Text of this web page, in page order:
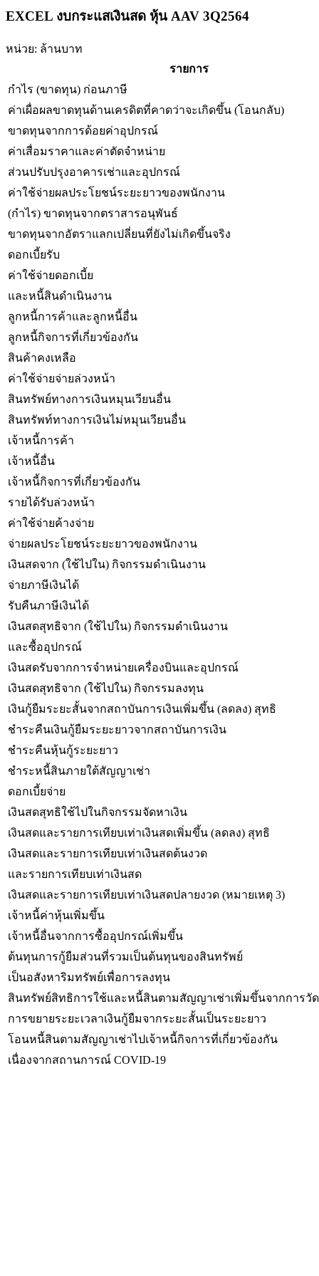
EXCEL งบกระแสเงินสด หุ้น AAV 3Q2564
หน่วย: ล้านบาท
รายการ
กำไร (ขาดทุน) ก่อนภาษี
ค่าเผื่อผลขาดทุนด้านเครดิตที่คาดว่าจะเกิดขึ้น (โอนกลับ)
ขาดทุนจากการด้อยค่าอุปกรณ์
ค่าเสื่อมราคาและค่าตัดจำหน่าย
ส่วนปรับปรุงอาคารเช่าและอุปกรณ์
ค่าใช้จ่ายผลประโยชน์ระยะยาวของพนักงาน
(กำไร) ขาดทุนจากตราสารอนุพันธ์
ขาดทุนจากอัตราแลกเปลี่ยนที่ยังไม่เกิดขึ้นจริง
ดอกเบี้ยรับ
ค่าใช้จ่ายดอกเบี้ย
และหนี้สินดำเนินงาน
ลูกหนี้การค้าและลูกหนี้อื่น
ลูกหนี้กิจการที่เกี่ยวข้องกัน
สินค้าคงเหลือ
ค่าใช้จ่ายจ่ายล่วงหน้า
สินทรัพย์ทางการเงินหมุนเวียนอื่น
สินทรัพท์ทางการเงินไม่หมุนเวียนอื่น
เจ้าหนี้การค้า
เจ้าหนี้อื่น
เจ้าหนี้กิจการที่เกี่ยวข้องกัน
รายได้รับล่วงหน้า
ค่าใช้จ่ายค้างจ่าย
จ่ายผลประโยชน์ระยะยาวของพนักงาน
เงินสดจาก (ใช้ไปใน) กิจกรรมดำเนินงาน
จ่ายภาษีเงินได้
รับคืนภาษีเงินได้
เงินสดสุทธิจาก (ใช้ไปใน) กิจกรรมดำเนินงาน
และซื้ออุปกรณ์
เงินสดรับจากการจำหน่ายเครื่องบินและอุปกรณ์
เงินสดสุทธิจาก (ใช้ไปใน) กิจกรรมลงทุน
เงินกู้ยืมระยะสั้นจากสถาบันการเงินเพิ่มขึ้น (ลดลง) สุทธิ
ชำระคืนเงินกู้ยืมระยะยาวจากสถาบันการเงิน
ชำระคืนหุ้นกู้ระยะยาว
ชำระหนี้สินภายใต้สัญญาเช่า
ดอกเบี้ยจ่าย
เงินสดสุทธิใช้ไปในกิจกรรมจัดหาเงิน
เงินสดและรายการเทียบเท่าเงินสดเพิ่มขึ้น (ลดลง) สุทธิ
เงินสดและรายการเทียบเท่าเงินสดต้นงวด
และรายการเทียบเท่าเงินสด
เงินสดและรายการเทียบเท่าเงินสดปลายงวด (หมายเหตุ 3)
เจ้าหนี้ค่าหุ้นเพิ่มขึ้น
เจ้าหนี้อื่นจากการซื้ออุปกรณ์เพิ่มขึ้น
ต้นทุนการกู้ยืมส่วนที่รวมเป็นต้นทุนของสินทรัพย์
เป็นอสังหาริมทรัพย์เพื่อการลงทุน
สินทรัพย์สิทธิการใช้และหนี้สินตามสัญญาเช่าเพิ่มขึ้นจากการวั
การขยายระยะเวลาเงินกู้ยืมจากระยะสั้นเป็นระยะยาว
โอนหนี้สินตามสัญญาเช่าไปเจ้าหนี้กิจการที่เกี่ยวข้องกัน
เนื่องจากสถานการณ์ COVID-19